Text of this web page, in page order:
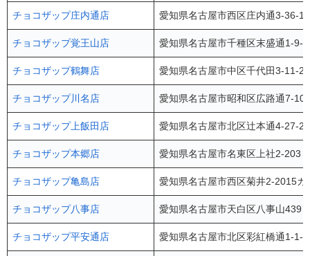
チョコザップ庄内通店 愛知県名古屋市西区庄内通3-
チョコザップ覚王山店 愛知県名古屋市千種区末盛通1-
チョコザップ鶴舞店 愛知県名古屋市中区千代田3-
チョコザップ川名店 愛知県名古屋市昭和区広路通7-
チョコザップ上飯田店 愛知県名古屋市北区辻本通4-
チョコザップ本郷店 愛知県名古屋市名東区上社2-
チョコザップ亀島店 愛知県名古屋市西区菊井2-2015
チョコザップ八事店 愛知県名古屋市天白区八事山
チョコザップ平安通店 愛知県名古屋市北区彩紅橋通1-